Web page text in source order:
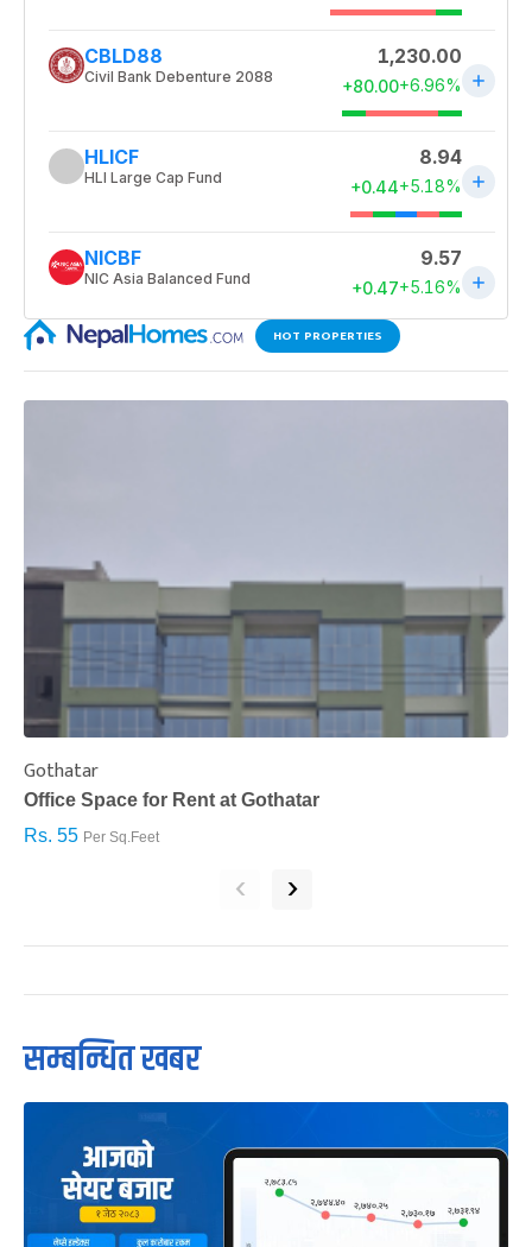
HOT PROPERTIES
Gothatar
Office Space for Rent at Gothatar
Rs. 55 Per Sq.Feet
‹ ›
सम्बन्धित खबर